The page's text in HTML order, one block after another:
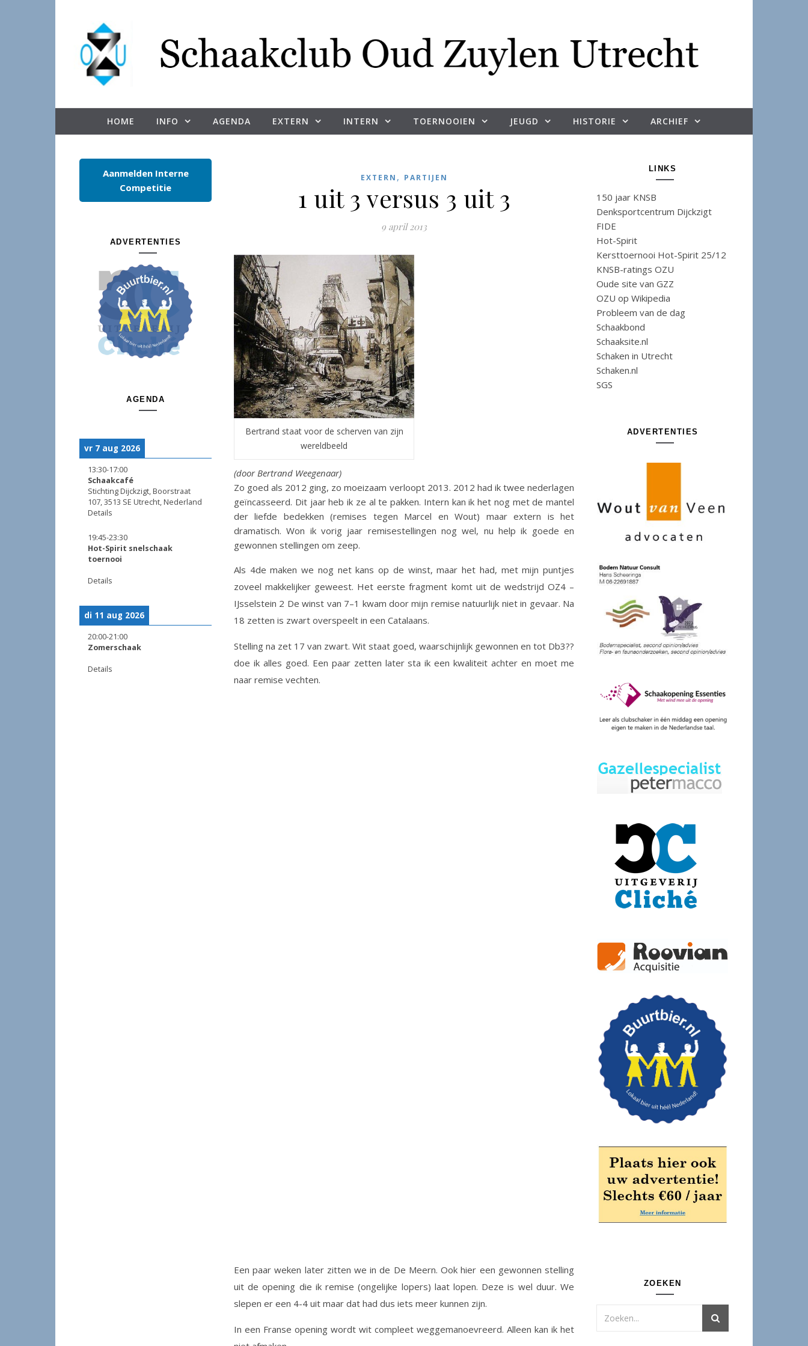
HOME INFO AGENDA EXTERN INTERN TOERNOOIEN JEUGD HISTORIE ARCHIEF
Aanmelden Interne
Competitie
ADVERTENTIES
AGENDA
vr 7 aug 2026
13:30-17:00
Schaakcafé
Stichting Dijckzigt, Boorstraat
107, 3513 SE Utrecht, Nederland
Details
19:45-23:30
Hot-Spirit snelschaak
toernooi
Details
di 11 aug 2026
20:00-21:00
Zomerschaak
Details
EXTERN , PARTIJEN
1 uit 3 versus 3 uit 3
9 april 2013
Bertrand staat voor de scherven van zijn
wereldbeeld
(door Bertrand Weegenaar)
Zo goed als 2012 ging, zo moeizaam verloopt 2013. 2012 had ik twee nederlagen
geïncasseerd. Dit jaar heb ik ze al te pakken. Intern kan ik het nog met de mantel
der liefde bedekken (remises tegen Marcel en Wout) maar extern is het
dramatisch. Won ik vorig jaar remisestellingen nog wel, nu help ik goede en
gewonnen stellingen om zeep.
Als 4de maken we nog net kans op de winst, maar het had, met mijn puntjes
zoveel makkelijker geweest. Het eerste fragment komt uit de wedstrijd OZ4 –
IJsselstein 2 De winst van 7–1 kwam door mijn remise natuurlijk niet in gevaar. Na
18 zetten is zwart overspeelt in een Catalaans.
Stelling na zet 17 van zwart. Wit staat goed, waarschijnlijk gewonnen en tot Db3??
doe ik alles goed. Een paar zetten later sta ik een kwaliteit achter en moet me
naar remise vechten.
Een paar weken later zitten we in de De Meern. Ook hier een gewonnen stelling
uit de opening die ik remise (ongelijke lopers) laat lopen. Deze is wel duur. We
slepen er een 4-4 uit maar dat had dus iets meer kunnen zijn.
In een Franse opening wordt wit compleet weggemanoevreerd. Alleen kan ik het
LINKS
150 jaar KNSB
Denksportcentrum Dijckzigt
FIDE
Hot-Spirit
Kersttoernooi Hot-Spirit 25/12
KNSB-ratings OZU
Oude site van GZZ
OZU op Wikipedia
Probleem van de dag
Schaakbond
Schaaksite.nl
Schaken in Utrecht
Schaken.nl
SGS
ADVERTENTIES
ZOEKEN